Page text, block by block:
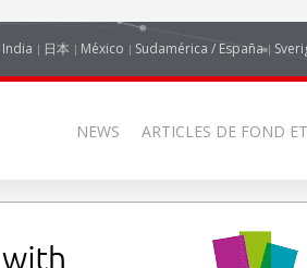
India 日本 México Sudamérica / España
NEWS ARTICLES DE FOND